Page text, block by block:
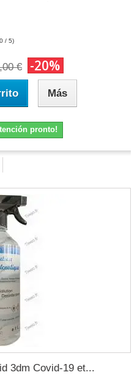
/ 5)
€ -20%
Más
pronto!
3dm Covid-19 et...